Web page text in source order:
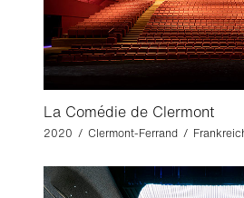
La Comédie de Clermont
2020 / Clermont-Ferrand /